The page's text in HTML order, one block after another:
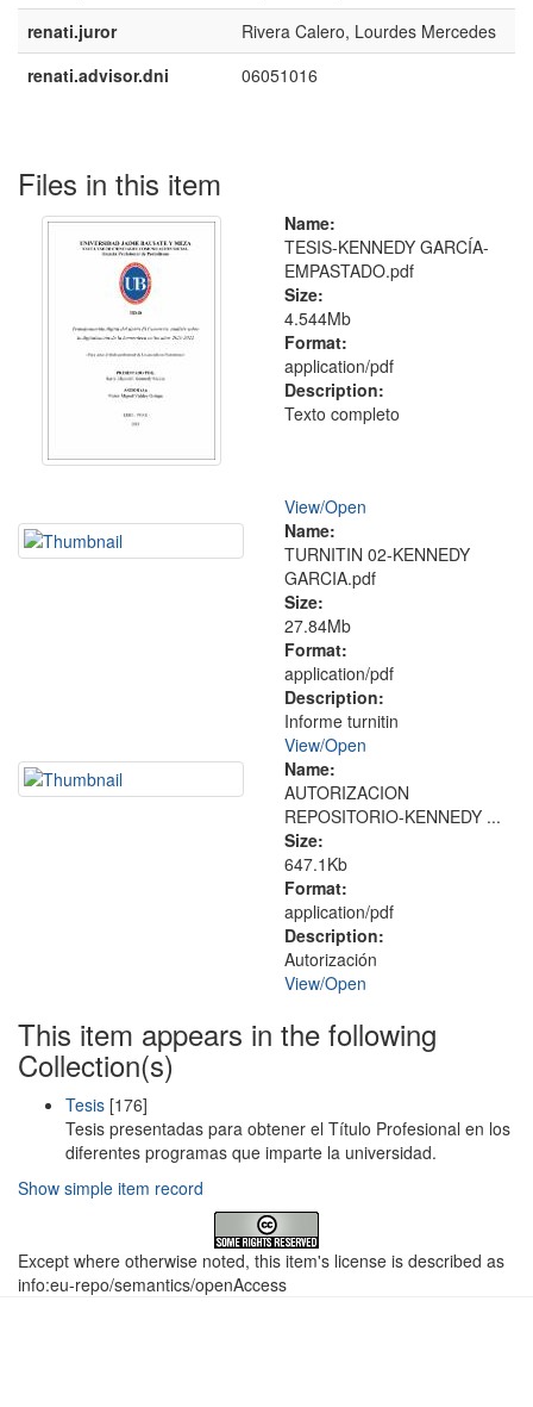
renati.juror
Rivera Calero, Lourdes Mercedes
renati.advisor.dni
06051016
Files in this item
Name:
TESIS-KENNEDY GARCÍA-
EMPASTADO.pdf
Size:
4.544Mb
Format:
application/pdf
Description:
Texto completo
View/Open
Name:
TURNITIN 02-KENNEDY
GARCIA.pdf
Size:
27.84Mb
Format:
application/pdf
Description:
Informe turnitin
View/Open
Name:
AUTORIZACION
REPOSITORIO-KENNEDY ...
Size:
647.1Kb
Format:
application/pdf
Description:
Autorización
View/Open
This item appears in the following
Collection(s)
Tesis [176]
Tesis presentadas para obtener el Título Profesional en los
diferentes programas que imparte la universidad.
Show simple item record
Except where otherwise noted, this item's license is described as
info:eu-repo/semantics/openAccess